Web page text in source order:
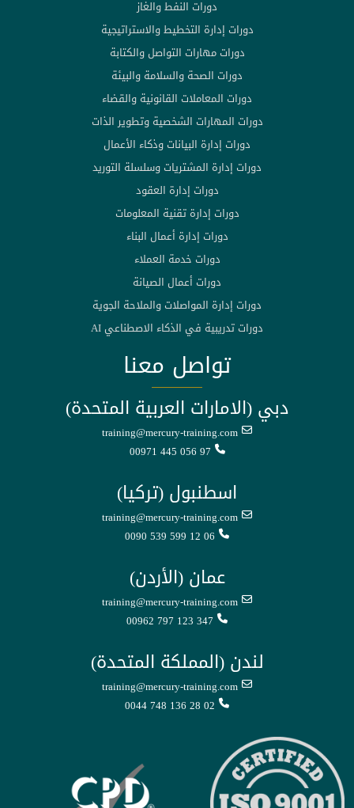
دورات النفط والغاز
دورات إدارة التخطيط والاستراتيجية
دورات مهارات التواصل والكتابة
دورات الصحة والسلامة والبيئة
دورات المعاملات القانونية والقضاء
دورات المهارات الشخصية وتطوير الذات
دورات إدارة البيانات وذكاء الأعمال
دورات إدارة المشتريات وسلسلة التوريد
دورات إدارة العقود
دورات إدارة تقنية المعلومات
دورات إدارة أعمال البناء
دورات خدمة العملاء
دورات أعمال الصيانة
دورات إدارة المواصلات والملاحة الجوية
دورات تدريبية في الذكاء الاصطناعي AI
تواصل معنا
دبي (الامارات العربية المتحدة)
training@mercury-training.com
00971 445 056 97
اسطنبول (تركيا)
training@mercury-training.com
0090 539 599 12 06
عمان (الأردن)
training@mercury-training.com
00962 797 123 347
لندن (المملكة المتحدة)
training@mercury-training.com
0044 748 136 28 02